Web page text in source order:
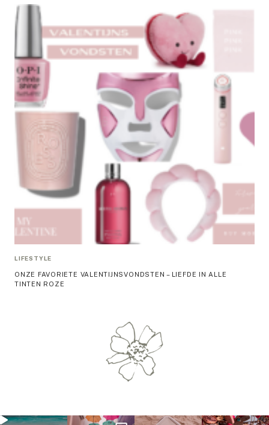
LIFESTYLE
ONZE FAVORIETE VALENTIJNSVONDSTEN – LIEFDE IN ALLE
TINTEN ROZE